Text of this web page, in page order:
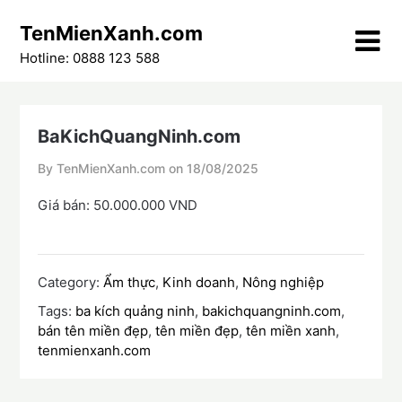
content
TenMienXanh.com
Hotline: 0888 123 588
BaKichQuangNinh.com
By TenMienXanh.com on 18/08/2025
Giá bán: 50.000.000 VND
Category: Ẩm thực, Kinh doanh, Nông nghiệp
Tags: ba kích quảng ninh, bakichquangninh.com,
bán tên miền đẹp,tên miền đẹp,tên miền xanh,
tenmienxanh.com